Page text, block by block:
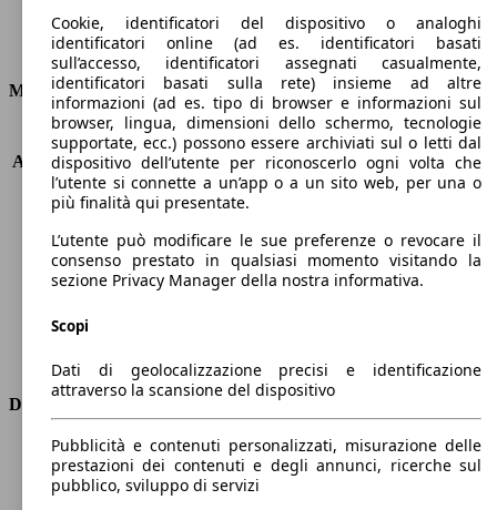
Consumi
Motore e Prestazioni
KW (PS)
130 kW (177 PS)
Accelerazione (0-100 km/h)
8.4s
Velocità massima (km/h)
231 km/h
Numero di marce
8
Coppia
400 nm
Cilindrata
1997 ccm
Carburante
Diesel
Trasmissione
Dimensioni
Lunghezza
4780 mm
Altezza
1420 mm
Larghezza
Cookie, identificatori del dispositivo o analoghi
identificatori online (ad es. identificatori basati
sull’accesso, identificatori assegnati casualmente,
identificatori basati sulla rete) insieme ad altre
informazioni (ad es. tipo di browser e informazioni sul
browser, lingua, dimensioni dello schermo, tecnologie
supportate, ecc.) possono essere archiviati sul o letti dal
dispositivo dell’utente per riconoscerlo ogni volta che
l’utente si connette a un’app o a un sito web, per una o
più finalità qui presentate.
L’utente può modificare le sue preferenze o revocare il
consenso prestato in qualsiasi momento visitando la
sezione Privacy Manager della nostra informativa.
Scopi
Dati di geolocalizzazione precisi e identificazione
attraverso la scansione del dispositivo
Pubblicità e contenuti personalizzati, misurazione delle
prestazioni dei contenuti e degli annunci, ricerche sul
pubblico, sviluppo di servizi